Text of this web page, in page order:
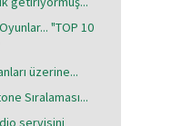
"TOP 10
üzerine...
Sıralaması...
servisini